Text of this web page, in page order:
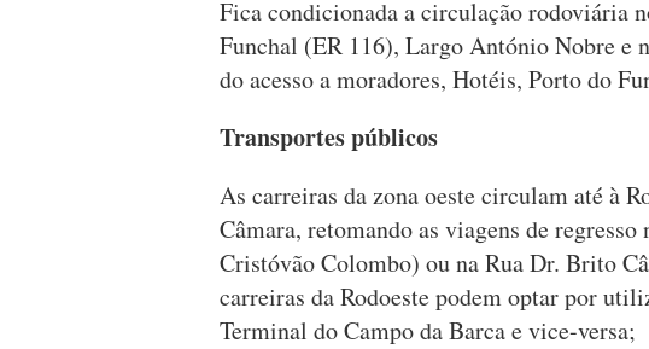
Fica condicionada a circulação rodoviária
Funchal (ER 116), Largo António Nobre e
do acesso a moradores, Hotéis, Porto do
Transportes públicos
As carreiras da zona oeste circulam até à
Câmara, retomando as viagens de
Cristóvão Colombo) ou na Rua Dr. Brito
carreiras da Rodoeste podem optar por
Terminal do Campo da Barca e vice-versa;